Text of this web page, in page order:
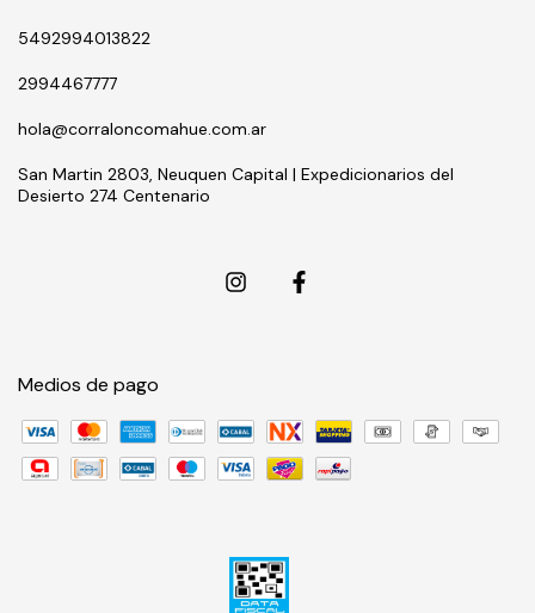
5492994013822
2994467777
hola@corraloncomahue.com.ar
San Martin 2803, Neuquen Capital | Expedicionarios del
Desierto 274 Centenario
Medios de pago